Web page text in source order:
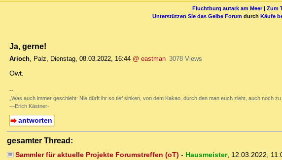
Fluchtburg autark am Meer| Zum
Unterstützen Sie das Gelbe Forum durch Käufe
Ja, gerne!
Arioch, Palz, Dienstag, 08.03.2022, 16:44 @ eastman 3078 Views
Owt.
--
„Was auch immer geschieht: Nie dürft ihr so tief sinken, von dem Kakao, durch den man euch zieht, auch noch zu
―Erich Kästner-
antworten
gesamter Thread:
Sammler für aktuelle Projekte Forumstreffen (oT) - Hausmeister, 12.03.2022,